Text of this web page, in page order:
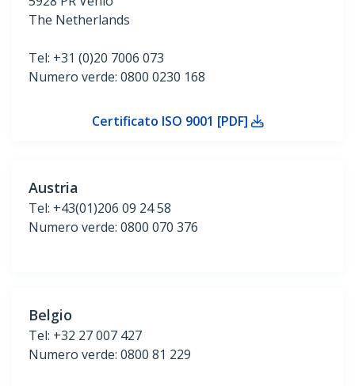
The Netherlands
Tel: +31 (0)20 7006 073
Numero verde: 0800 0230 168
Certificato ISO 9001 [PDF]
Austria
Tel: +43(01)206 09 24 58
Numero verde: 0800 070 376
Belgio
Tel: +32 27 007 427
Numero verde: 0800 81 229